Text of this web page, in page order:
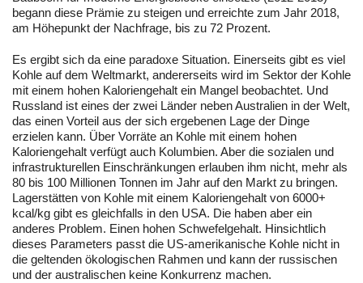
begann diese Prämie zu steigen und erreichte zum Jahr 2018,
am Höhepunkt der Nachfrage, bis zu 72 Prozent.
Es ergibt sich da eine paradoxe Situation. Einerseits gibt es viel
Kohle auf dem Weltmarkt, andererseits wird im Sektor der Kohle
mit einem hohen Kaloriengehalt ein Mangel beobachtet. Und
Russland ist eines der zwei Länder neben Australien in der Welt,
das einen Vorteil aus der sich ergebenen Lage der Dinge
erzielen kann. Über Vorräte an Kohle mit einem hohen
Kaloriengehalt verfügt auch Kolumbien. Aber die sozialen und
infrastrukturellen Einschränkungen erlauben ihm nicht, mehr als
80 bis 100 Millionen Tonnen im Jahr auf den Markt zu bringen.
Lagerstätten von Kohle mit einem Kaloriengehalt von 6000+
kcal/kg gibt es gleichfalls in den USA. Die haben aber ein
anderes Problem. Einen hohen Schwefelgehalt. Hinsichtlich
dieses Parameters passt die US-amerikanische Kohle nicht in
die geltenden ökologischen Rahmen und kann der russischen
und der australischen keine Konkurrenz machen.